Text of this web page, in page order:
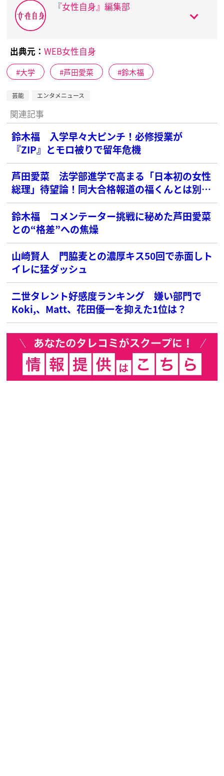
『女性自身』編集部
出典元： WEB女性自身
大学 芦田愛菜 鈴木福
芸能 エンタメニュース
関連記事
鈴木福 入学早々大ピンチ！必修授業が
『ZIP』とモロ被りで留年危機
芦田愛菜 法学部進学で高まる「日本初の女性
総理」待望論！同大合格報道の福くんとは別キ
ャンパス
鈴木福 コメンテーター挑戦に秘めた芦田愛菜
との“格差”への焦燥
山崎賢人 門脇麦との濃厚キス50回で赤面しト
イレに猛ダッシュ
二世タレント好感度ランキング 嫌い部門で
Koki,、Matt、花田優一を抑えた1位は？